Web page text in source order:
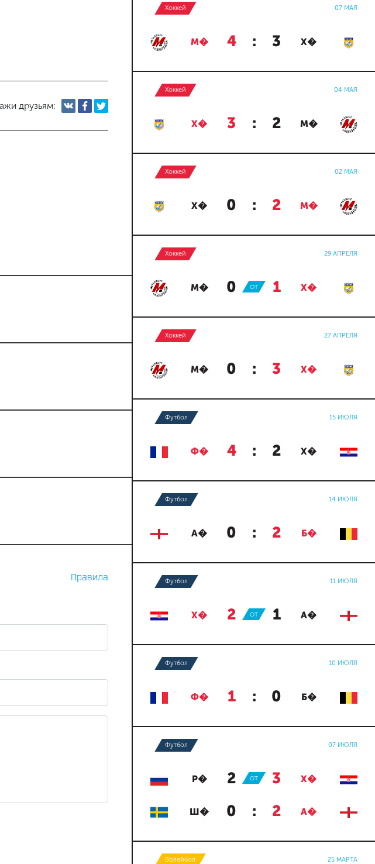
друзьям:
Правила
Хоккей 07 МАЯ
М� 4 : 3 Х�
Хоккей 04 МАЯ
Х� 3 : 2 М�
Хоккей 02 МАЯ
Х� 0 : 2 М�
Хоккей 29 АПРЕЛЯ
М� 0 : 1 Х�
ОТ
Хоккей 27 АПРЕЛЯ
М� 0 : 3 Х�
Футбол 15 ИЮЛЯ
Ф� 4 : 2 Х�
Футбол 14 ИЮЛЯ
А� 0 : 2 Б�
Футбол 11 ИЮЛЯ
Х� 2 : 1 А�
ОТ
Футбол 10 ИЮЛЯ
Ф� 1 : 0 Б�
Футбол 07 ИЮЛЯ
Р� 2 : 3 Х�
ОТ
Ш� 0 : 2 А�
Волейбол 25 МАРТА